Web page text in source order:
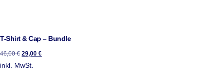
T-Shirt & Cap – Bundle
46,00€ 29,00 €
inkl. MwSt.